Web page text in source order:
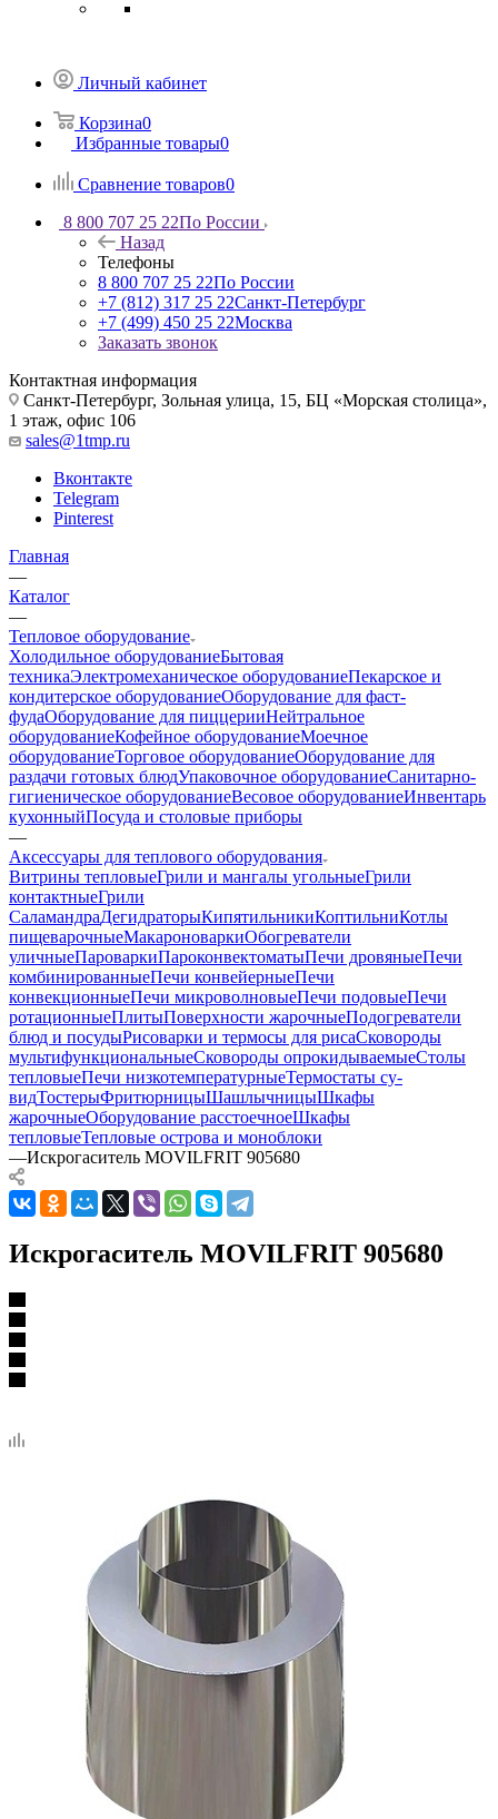
Личный кабинет
Корзина0
Избранные товары0
Сравнение товаров0
8 800 707 25 22По России
Назад
Телефоны
8 800 707 25 22По России
+7 (812) 317 25 22Санкт-Петербург
+7 (499) 450 25 22Москва
Заказать звонок
Контактная информация
Санкт-Петербург, Зольная улица, 15, БЦ «Морская столица»,
1 этаж, офис 106
sales@1tmp.ru
Вконтакте
Telegram
Pinterest
Главная
—
Каталог
—
Тепловое оборудование
Холодильное оборудованиеБытовая
техникаЭлектромеханическое оборудованиеПекарское и
кондитерское оборудованиеОборудование для фаст-
фудаОборудование для пиццерииНейтральное
оборудованиеКофейное оборудованиеМоечное
оборудованиеТорговое оборудованиеОборудование для
раздачи готовых блюдУпаковочное оборудованиеСанитарно-
гигиеническое оборудованиеВесовое оборудованиеИнвентарь
кухонныйПосуда и столовые приборы
—
Аксессуары для теплового оборудования
Витрины тепловыеГрили и мангалы угольныеГрили
контактныеГрили
СаламандраДегидраторыКипятильникиКоптильниКотлы
пищеварочныеМакароноваркиОбогреватели
уличныеПароваркиПароконвектоматыПечи дровяныеПечи
комбинированныеПечи конвейерныеПечи
конвекционныеПечи микроволновыеПечи подовыеПечи
ротационныеПлитыПоверхности жарочныеПодогреватели
блюд и посудыРисоварки и термосы для рисаСковороды
мультифункциональныеСковороды опрокидываемыеСтолы
тепловыеПечи низкотемпературныеТермостаты су-
видТостерыФритюрницыШашлычницыШкафы
жарочныеОборудование расстоечноеШкафы
тепловыеТепловые острова и моноблоки
—Искрогаситель MOVILFRIT 905680
Искрогаситель MOVILFRIT 905680